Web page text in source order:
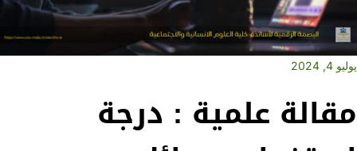
يوليو 4, 2024
مقالة علمية : درجة